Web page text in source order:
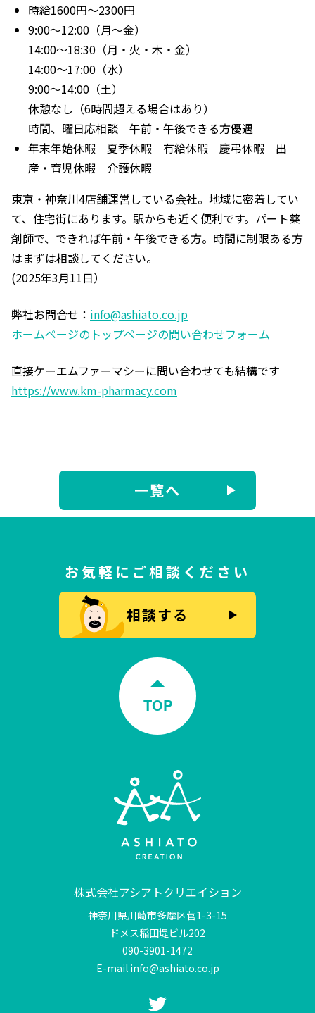
時給1600円〜2300円
9:00〜12:00（月〜金）
14:00〜18:30（月・火・木・金）
14:00〜17:00（水）
9:00〜14:00（土）
休憩なし（6時間超える場合はあり）
時間、曜日応相談 午前・午後できる方優遇
年末年始休暇 夏季休暇 有給休暇 慶弔休暇 出
産・育児休暇 介護休暇
東京・神奈川4店舗運営している会社。地域に密着してい
て、住宅街にあります。駅からも近く便利です。パート薬
剤師で、できれば午前・午後できる方。時間に制限ある方
はまずは相談してください。
(2025年3月11日）
弊社お問合せ： info@ashiato.co.jp
ホームページのトップページの問い合わせフォーム
直接ケーエムファーマシーに問い合わせても結構です
https://www.km-pharmacy.com
一覧へ
お気軽にご相談ください
相談する
TOP
株式会社アシアトクリエイション
神奈川県川崎市多摩区菅1-3-15
ドメス稲田堤ビル202
090-3901-1472
E-mail info@ashiato.co.jp